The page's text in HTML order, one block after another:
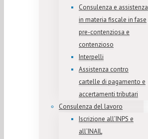
Consulenza e assistenza
in materia fiscale in fase
pre-contenziosa e
contenzioso
Interpelli
Assistenza contro
cartelle di pagamento e
accertamenti tributari
Consulenza del lavoro
Iscrizione all’INPS e
all’INAIL